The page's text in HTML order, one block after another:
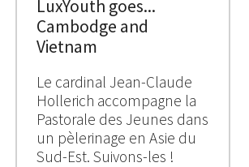
LuxYouth goes...
Cambodge and
Vietnam
Le cardinal Jean-Claude
Hollerich accompagne la
Pastorale des Jeunes dans
un pèlerinage en Asie du
Sud-Est. Suivons-les !